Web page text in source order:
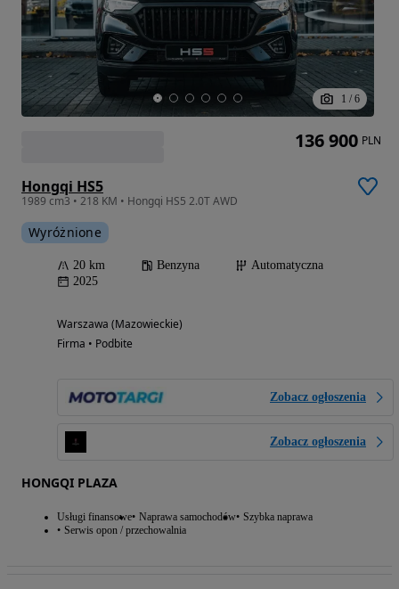
1 / 6
Hongqi HS5
1989 cm3 • 218 KM • Hongqi HS5 2.0T AWD
Wyróżnione
20 km Benzyna
Automatyczna
2025
Warszawa (Mazowieckie)
Firma • Podbite
Zobacz ogłoszenia
Zobacz ogłoszenia
HONGQI PLAZA
Usługi finansowe Naprawa samochodów Szybka naprawa
Serwis opon / przechowalnia
136 900 PLN